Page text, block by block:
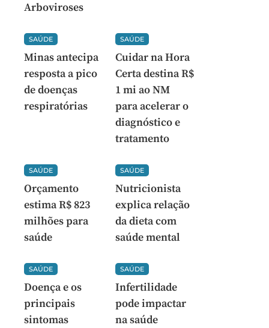
Arboviroses
SAÚDE
Minas antecipa
resposta a pico
de doenças
respiratórias
SAÚDE
Cuidar na Hora
Certa destina R$
1 mi ao NM
para acelerar o
diagnóstico e
tratamento
SAÚDE
Orçamento
estima R$ 823
milhões para
saúde
SAÚDE
Nutricionista
explica relação
da dieta com
saúde mental
SAÚDE
Doença e os
principais
sintomas
SAÚDE
Infertilidade
pode impactar
na saúde